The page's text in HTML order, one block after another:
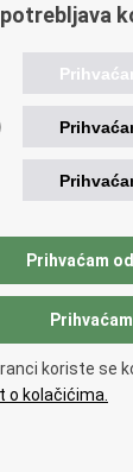
Airport -
mora,
.
Prihvaćam
koriste se
o kolačićima.